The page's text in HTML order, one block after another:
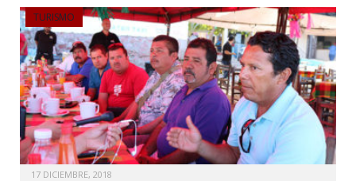
TURISMO
17 DICIEMBRE, 2018